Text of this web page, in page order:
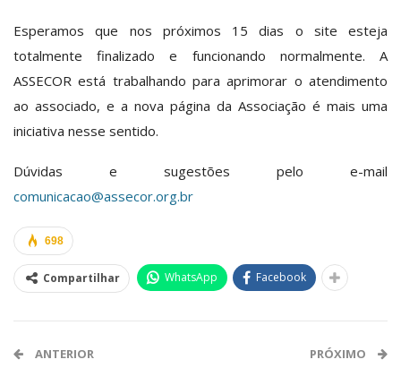
Esperamos que nos próximos 15 dias o site esteja
totalmente finalizado e funcionando normalmente. A
ASSECOR está trabalhando para aprimorar o atendimento
ao associado, e a nova página da Associação é mais uma
iniciativa nesse sentido.
Dúvidas e sugestões pelo e-mail
comunicacao@assecor.org.br
698
Compartilhar WhatsApp Facebook
ANTERIOR PRÓXIMO